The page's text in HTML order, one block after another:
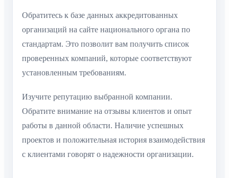
Обратитесь к базе данных аккредитованных
организаций на сайте национального органа по
стандартам. Это позволит вам получить список
проверенных компаний, которые соответствуют
установленным требованиям.
Изучите репутацию выбранной компании.
Обратите внимание на отзывы клиентов и опыт
работы в данной области. Наличие успешных
проектов и положительная история взаимодействия
с клиентами говорят о надежности организации.